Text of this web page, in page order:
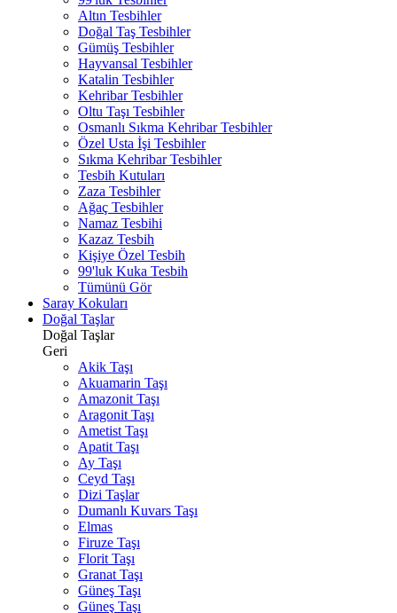
Altın Tesbihler
Doğal Taş Tesbihler
Gümüş Tesbihler
Hayvansal Tesbihler
Katalin Tesbihler
Kehribar Tesbihler
Oltu Taşı Tesbihler
Osmanlı Sıkma Kehribar Tesbihler
Özel Usta İşi Tesbihler
Sıkma Kehribar Tesbihler
Tesbih Kutuları
Zaza Tesbihler
Ağaç Tesbihler
Namaz Tesbihi
Kazaz Tesbih
Kişiye Özel Tesbih
99'luk Kuka Tesbih
Tümünü Gör
Saray Kokuları
Doğal Taşlar
Doğal Taşlar
Geri
Akik Taşı
Akuamarin Taşı
Amazonit Taşı
Aragonit Taşı
Ametist Taşı
Apatit Taşı
Ay Taşı
Ceyd Taşı
Dizi Taşlar
Dumanlı Kuvars Taşı
Elmas
Firuze Taşı
Florit Taşı
Granat Taşı
Güneş Taşı
Güneş Taşı